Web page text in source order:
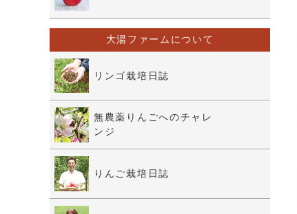
大湯ファームについて
リンゴ栽培日誌
無農薬りんごへのチャレ
ンジ
りんご栽培日誌